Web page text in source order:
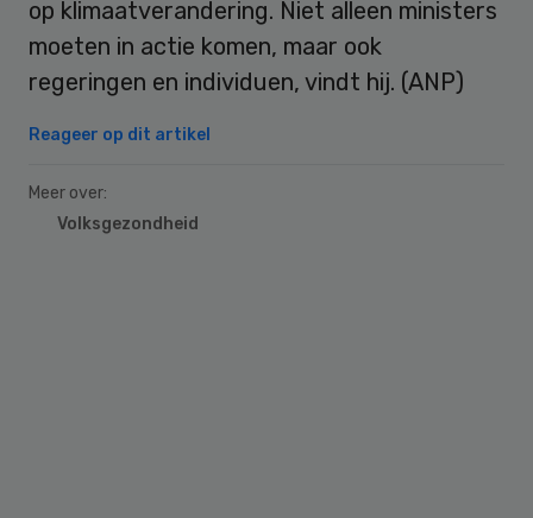
op klimaatverandering. Niet alleen ministers
moeten in actie komen, maar ook
regeringen en individuen, vindt hij. (ANP)
Reageer op dit artikel
Meer over:
Volksgezondheid